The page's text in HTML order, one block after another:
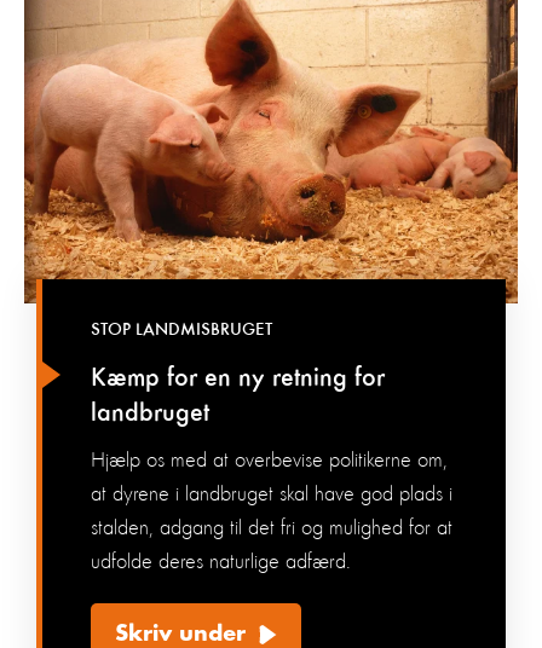
Kæmp for en ny retning for
landbruget
STOP LANDMISBRUGET
Hjælp os med at overbevise politikerne om,
at dyrene i landbruget skal have god plads i
stalden, adgang til det fri og mulighed for at
udfolde deres naturlige adfærd.
Skriv under